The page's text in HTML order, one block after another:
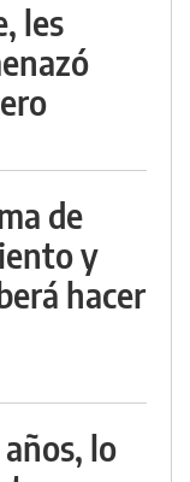
les
de
y
hacer
lo